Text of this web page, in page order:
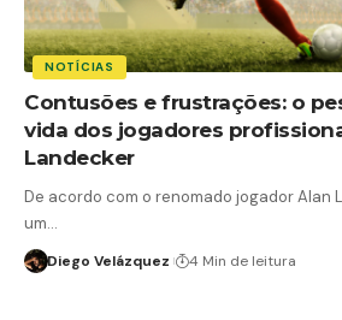
NOTÍCIAS
Contusões e frustrações: o
vida dos jogadores
Landecker
De acordo com o renomado jogador Alan
um…
Diego Velázquez 4 Min de leitura